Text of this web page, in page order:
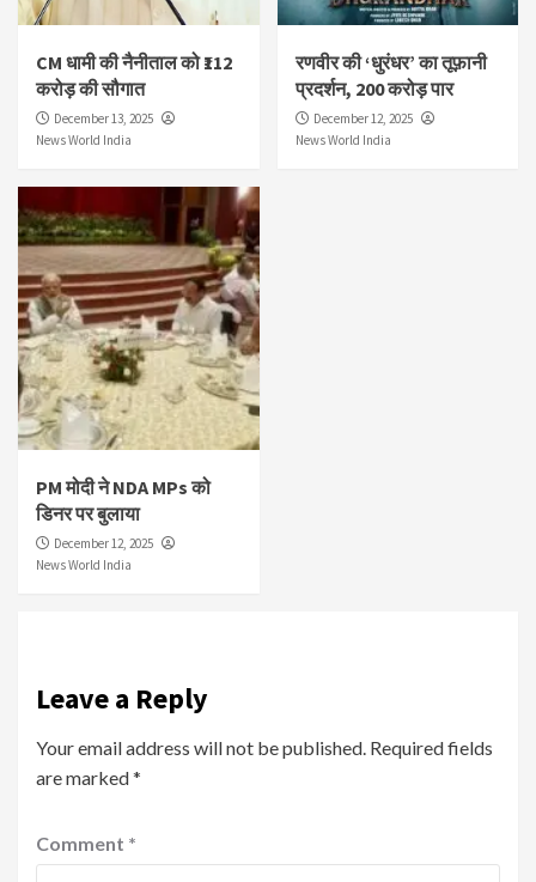
CM धामी की नैनीताल को ₹112
करोड़ की सौगात
December 13, 2025
News World India
रणवीर की ‘धुरंधर’ का तूफ़ानी
प्रदर्शन, 200 करोड़ पार
December 12, 2025
News World India
PM मोदी ने NDA MPs को
डिनर पर बुलाया
December 12, 2025
News World India
Leave a Reply
Your email address will not be published. Required fields
are marked*
Comment *